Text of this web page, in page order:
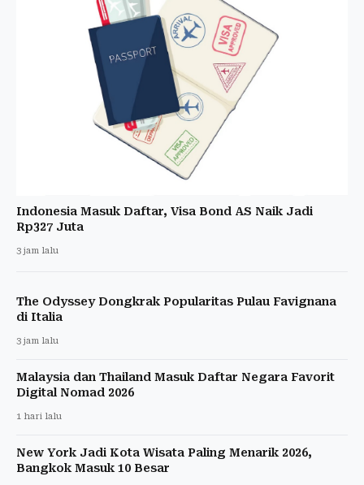
Indonesia Masuk Daftar, Visa Bond AS Naik Jadi
Rp327 Juta
3 jam lalu
The Odyssey Dongkrak Popularitas Pulau Favignana
di Italia
3 jam lalu
Malaysia dan Thailand Masuk Daftar Negara Favorit
Digital Nomad 2026
1 hari lalu
New York Jadi Kota Wisata Paling Menarik 2026,
Bangkok Masuk 10 Besar